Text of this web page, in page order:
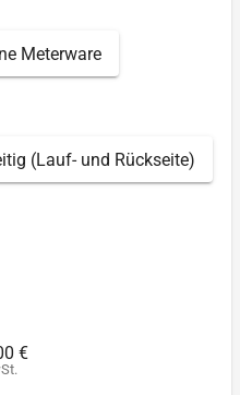
Meterware
(Lauf- und Rückseite)
€